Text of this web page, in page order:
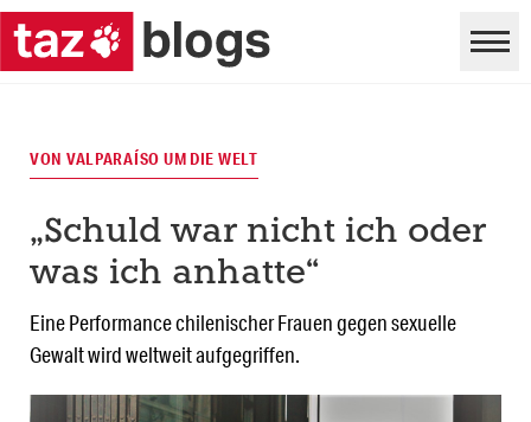
VON VALPARAÍSO UM DIE WELT
„Schuld war nicht ich oder
was ich anhatte“
Eine Performance chilenischer Frauen gegen sexuelle
Gewalt wird weltweit aufgegriffen.